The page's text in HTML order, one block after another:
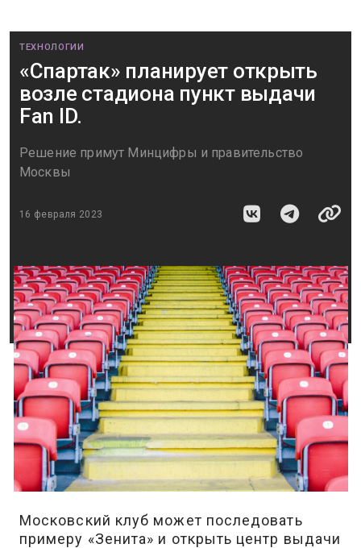
ТЕХНОЛОГИИ
«Спартак» планирует открыть
возле стадиона пункт выдачи
Fan ID.
Решение примут Минцифры и правительство
Москвы
16 февраля 2023
Московский клуб может последовать
примеру «Зенита» и открыть центр выдачи